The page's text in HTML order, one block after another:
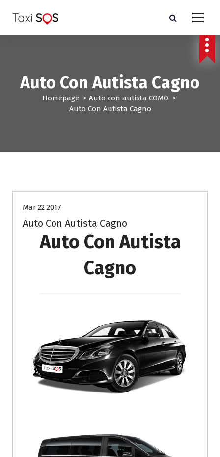
a
Auto Con Autista Cagno
Homepage > Auto con autista COMO >
Auto Con Autista Cagno
Mar 22 2017
Auto Con Autista Cagno
Auto Con Autista
Cagno